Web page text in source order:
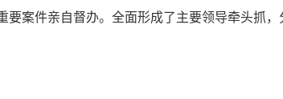
案件亲自督办。全面形成了主要领导牵头抓